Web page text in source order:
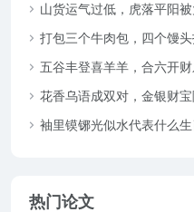
山货运气过低，虎落平阳
肖，重点释义落实词语
打包三个牛肉包，四个馒
范答疑剖析
五谷丰登喜羊羊，合六开
语阐释策略解答
花香乌语成双对，金银财
解词语释义
袖里镆铘光似水代表什么
热门论文